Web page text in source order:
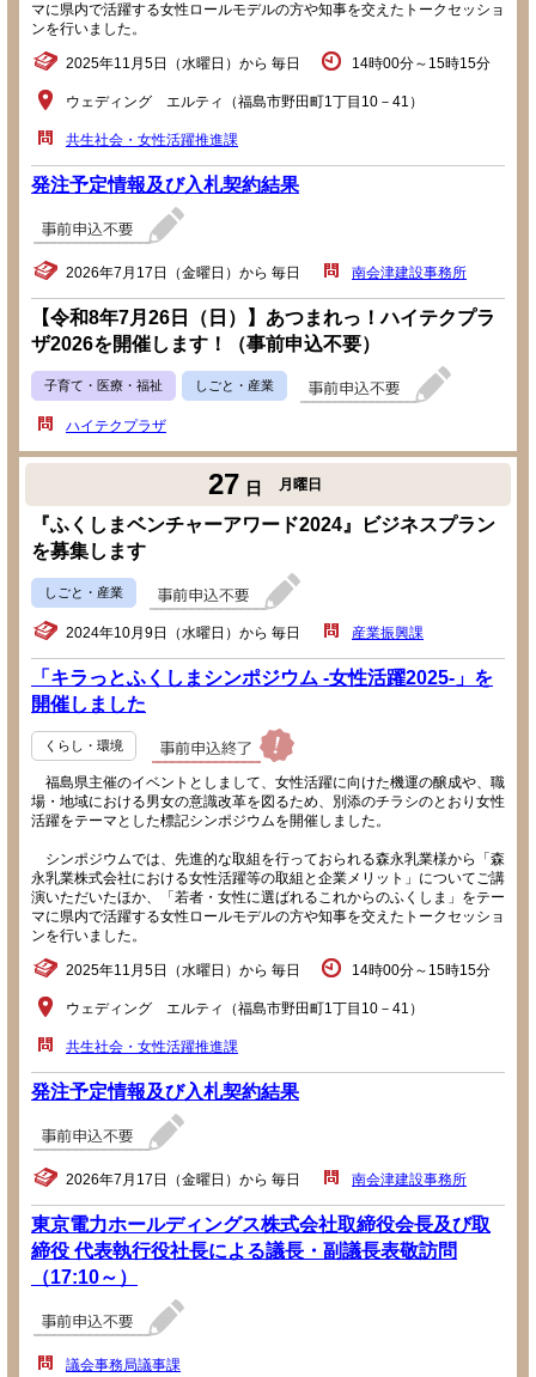
マに県内で活躍する女性ロールモデルの方や知事を交えたトークセッショ
ンを行いました。
2025年11月5日（水曜日）から 毎日 14時00分～15時15分
ウェディング エルティ（福島市野田町1丁目10－41）
共生社会・女性活躍推進課
発注予定情報及び入札契約結果
2026年7月17日（金曜日）から 毎日 南会津建設事務所
【令和8年7月26日（日）】あつまれっ！ハイテクプラ
ザ2026を開催します！（事前申込不要）
子育て・医療・福祉 しごと・産業
ハイテクプラザ
27 日 月曜日
『ふくしまベンチャーアワード2024』ビジネスプラン
を募集します
しごと・産業
2024年10月9日（水曜日）から 毎日 産業振興課
「キラっとふくしまシンポジウム -女性活躍2025-」を
開催しました
くらし・環境
福島県主催のイベントとしまして、女性活躍に向けた機運の醸成や、職
場・地域における男女の意識改革を図るため、別添のチラシのとおり女性
活躍をテーマとした標記シンポジウムを開催しました。
シンポジウムでは、先進的な取組を行っておられる森永乳業様から「森
永乳業株式会社における女性活躍等の取組と企業メリット」についてご講
演いただいたほか、「若者・女性に選ばれるこれからのふくしま」をテー
マに県内で活躍する女性ロールモデルの方や知事を交えたトークセッショ
ンを行いました。
2025年11月5日（水曜日）から 毎日 14時00分～15時15分
ウェディング エルティ（福島市野田町1丁目10－41）
共生社会・女性活躍推進課
発注予定情報及び入札契約結果
2026年7月17日（金曜日）から 毎日 南会津建設事務所
東京電力ホールディングス株式会社取締役会長及び取
締役 代表執行役社長による議長・副議長表敬訪問
（17:10～）
議会事務局議事課